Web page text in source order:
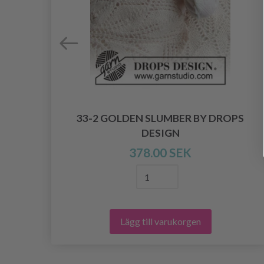
33-2 GOLDEN SLUMBER BY DROPS
DESIGN
378.00 SEK
Lägg till varukorgen